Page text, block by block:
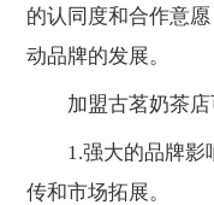
的认同度和合作意
动品牌的发展。
加盟古茗奶茶店
1.强大的品牌影
传和市场拓展。